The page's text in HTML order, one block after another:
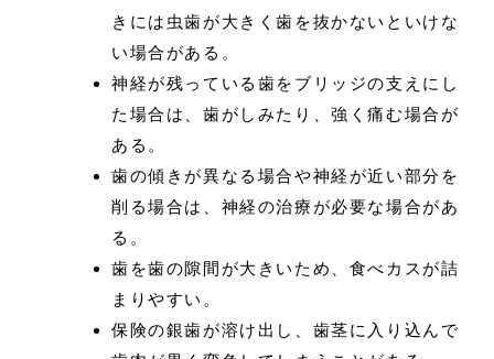
きには虫歯が大きく歯を抜かないといけな
い場合がある。
神経が残っている歯をブリッジの支えにし
た場合は、歯がしみたり、強く痛む場合が
ある。
歯の傾きが異なる場合や神経が近い部分を
削る場合は、神経の治療が必要な場合があ
る。
歯を歯の隙間が大きいため、食べカスが詰
まりやすい。
保険の銀歯が溶け出し、歯茎に入り込んで